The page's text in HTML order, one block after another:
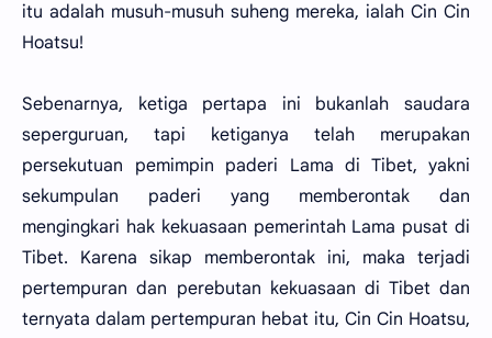
itu adalah musuh-musuh suheng mereka, ialah Cin Cin
Hoatsu!
Sebenarnya, ketiga pertapa ini bukanlah saudara
seperguruan, tapi ketiganya telah merupakan
persekutuan pemimpin paderi Lama di Tibet, yakni
sekumpulan paderi yang memberontak dan
mengingkari hak kekuasaan pemerintah Lama pusat di
Tibet. Karena sikap memberontak ini, maka terjadi
pertempuran dan perebutan kekuasaan di Tibet dan
ternyata dalam pertempuran hebat itu, Cin Cin Hoatsu,